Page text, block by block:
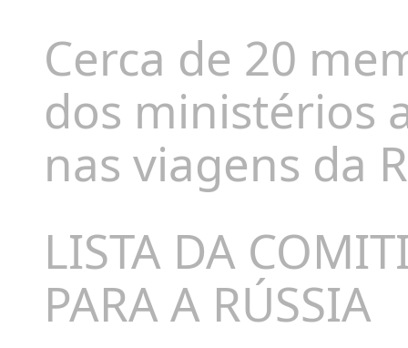
Cerca de 20
dos ministérios
nas viagens da
LISTA DA
PARA A RÚSSIA